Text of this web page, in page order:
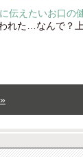
伝えたいお口の
れた…なんで？